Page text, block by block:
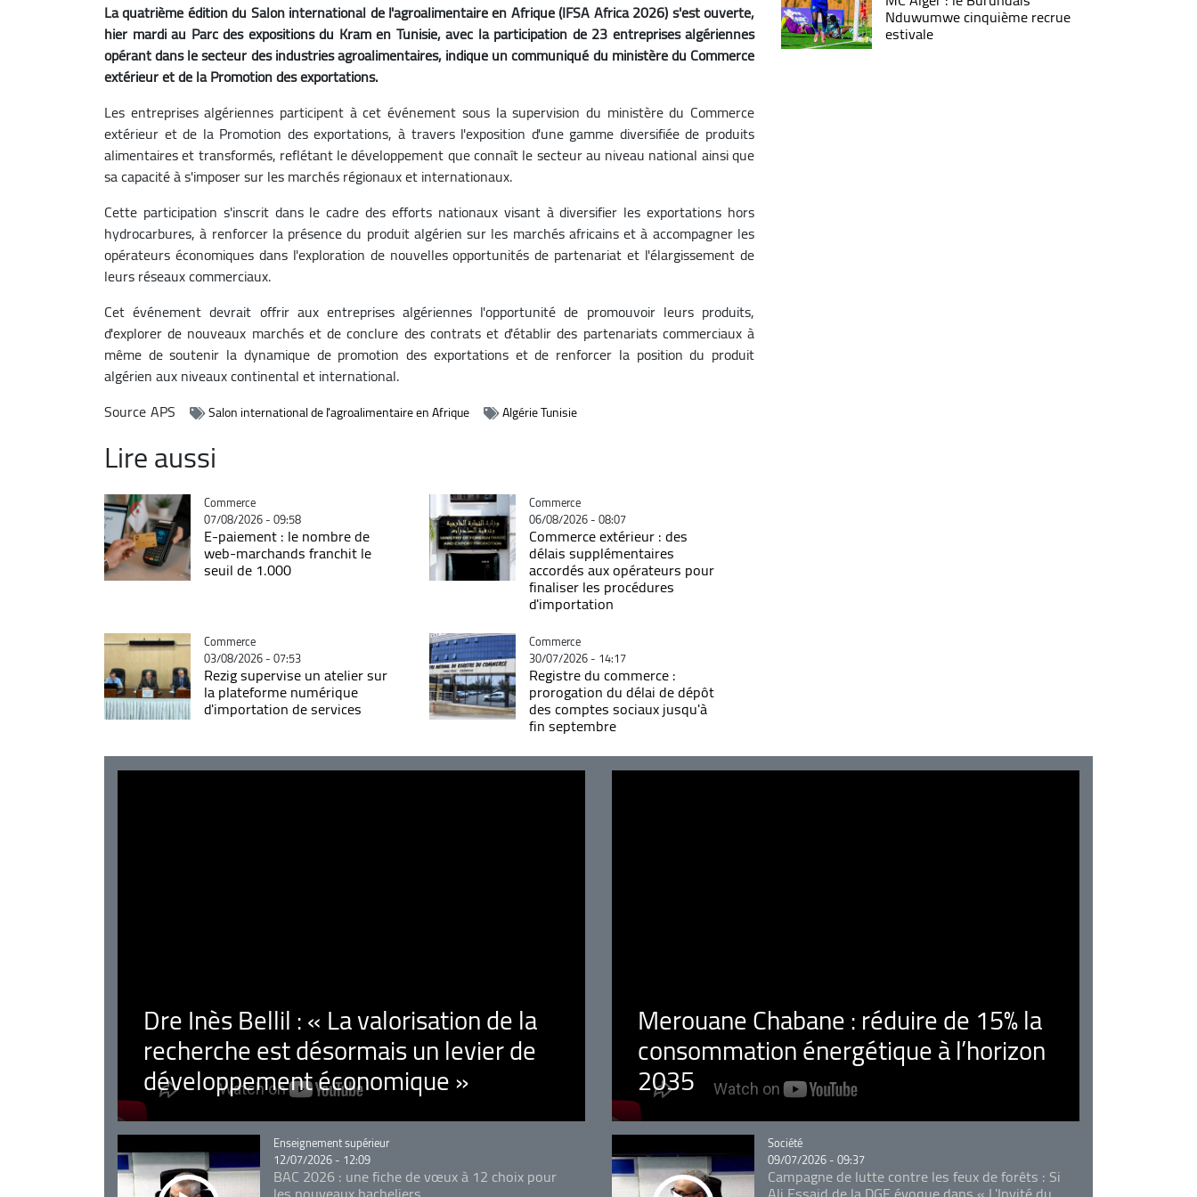
La quatrième édition du Salon international de l'agroalimentaire en Afrique (IFSA Africa 2026) s'est ouverte,
hier mardi au Parc des expositions du Kram en Tunisie, avec la participation de 23 entreprises algériennes
opérant dans le secteur des industries agroalimentaires, indique un communiqué du ministère du Commerce
extérieur et de la Promotion des exportations.
Les entreprises algériennes participent à cet événement sous la supervision du ministère du Commerce
extérieur et de la Promotion des exportations, à travers l'exposition d'une gamme diversifiée de produits
alimentaires et transformés, reflétant le développement que connaît le secteur au niveau national ainsi que
sa capacité à s'imposer sur les marchés régionaux et internationaux.
Cette participation s'inscrit dans le cadre des efforts nationaux visant à diversifier les exportations hors
hydrocarbures, à renforcer la présence du produit algérien sur les marchés africains et à accompagner les
opérateurs économiques dans l'exploration de nouvelles opportunités de partenariat et l'élargissement de
leurs réseaux commerciaux.
Cet événement devrait offrir aux entreprises algériennes l'opportunité de promouvoir leurs produits,
d'explorer de nouveaux marchés et de conclure des contrats et d'établir des partenariats commerciaux à
même de soutenir la dynamique de promotion des exportations et de renforcer la position du produit
algérien aux niveaux continental et international.
SourceAPS Salon international de l'agroalimentaire en Afrique Algérie Tunisie
Lire aussi
Catégorie
Commerce
07/08/2026 - 09:58
E-paiement : le nombre de
web-marchands franchit le
seuil de 1.000
Catégorie
Commerce
06/08/2026 - 08:07
Commerce extérieur : des
délais supplémentaires
accordés aux opérateurs pour
finaliser les procédures
d'importation
Catégorie
Commerce
03/08/2026 - 07:53
Rezig supervise un atelier sur
la plateforme numérique
d'importation de services
Catégorie
Commerce
30/07/2026 - 14:17
Registre du commerce :
prorogation du délai de dépôt
des comptes sociaux jusqu'à
fin septembre
Nduwumwe cinquième recrue
estivale
Dre Inès Bellil : « La valorisation de la
recherche est désormais un levier de
développement économique »
Merouane Chabane : réduire de 15% la
consommation énergétique à l’horizon
2035
Catégorie
Enseignement supérieur
12/07/2026 - 12:09
BAC 2026 : une fiche de vœux à 12 choix pour
Catégorie
Société
09/07/2026 - 09:37
Campagne de lutte contre les feux de forêts : Si